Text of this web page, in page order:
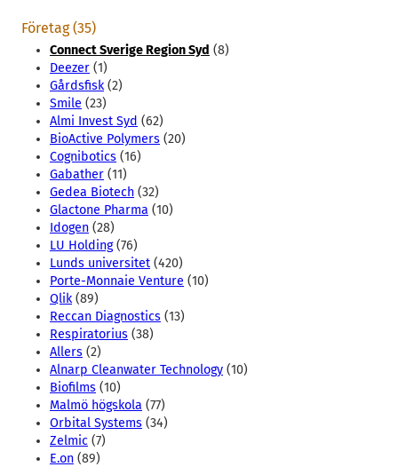
Företag (35)
Connect Sverige Region Syd (8)
Deezer (1)
Gårdsfisk(2)
Smile (23)
Almi Invest Syd (62)
BioActive Polymers (20)
Cognibotics (16)
Gabather (11)
Gedea Biotech (32)
Glactone Pharma (10)
Idogen (28)
LU Holding(76)
Lunds universitet (420)
Porte-Monnaie Venture (10)
Qlik(89)
Reccan Diagnostics (13)
Respiratorius (38)
Allers (2)
Alnarp Cleanwater Technology (10)
Biofilms (10)
Malmö högskola (77)
Orbital Systems (34)
Zelmic (7)
E.on (89)